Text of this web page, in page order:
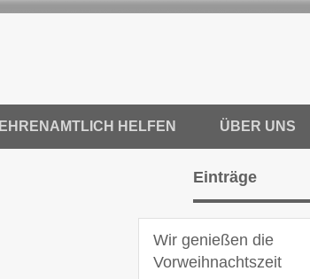
EHRENAMTLICH HELFEN ÜBER UNS
Einträge
Wir genießen die
Vorweihnachtszeit